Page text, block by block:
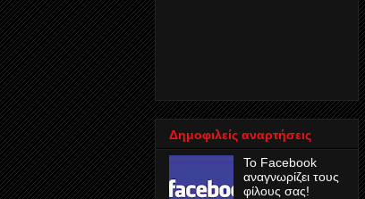
Δημοφιλείς αναρτήσεις
Το Facebook
αναγνωρίζει τους
φίλους σας!